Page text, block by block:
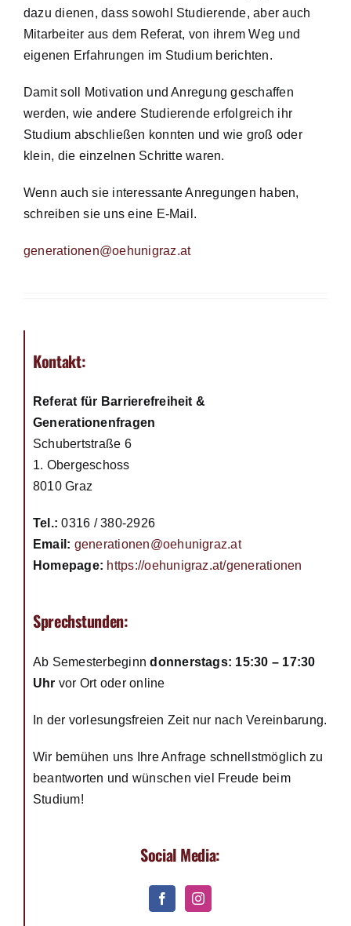
dazu dienen, dass sowohl Studierende, aber auch
Mitarbeiter aus dem Referat, von ihrem Weg und
eigenen Erfahrungen im Studium berichten.
Damit soll Motivation und Anregung geschaffen
werden, wie andere Studierende erfolgreich ihr
Studium abschließen konnten und wie groß oder
klein, die einzelnen Schritte waren.
Wenn auch sie interessante Anregungen haben,
schreiben sie uns eine E-Mail.
generationen@oehunigraz.at
Kontakt:
Referat für Barrierefreiheit &
Generationenfragen
Schubertstraße 6
1. Obergeschoss
8010 Graz
Tel.: 0316 / 380-2926
Email: generationen@oehunigraz.at
Homepage: https://oehunigraz.at/generationen
Sprechstunden:
Ab Semesterbeginndonnerstags: 15:30 – 17:30
Uhr vor Ort oder online
In der vorlesungsfreien Zeit nur nach Vereinbarung.
Wir bemühen uns Ihre Anfrage schnellstmöglich zu
beantworten und wünschen viel Freude beim
Studium!
Social Media: